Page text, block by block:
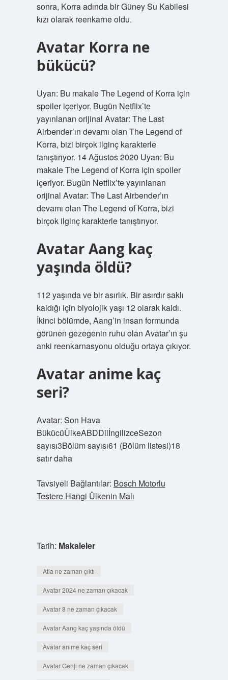
sonra, Korra adında bir Güney Su Kabilesi
kızı olarak reenkarne oldu.
Avatar Korra ne
bükücü?
Uyarı: Bu makale The Legend of Korra için
spoiler içeriyor. Bugün Netflix’te
yayınlanan orijinal Avatar: The Last
Airbender’ın devamı olan The Legend of
Korra, bizi birçok ilginç karakterle
tanıştırıyor. 14 Ağustos 2020 Uyarı: Bu
makale The Legend of Korra için spoiler
içeriyor. Bugün Netflix’te yayınlanan
orijinal Avatar: The Last Airbender’ın
devamı olan The Legend of Korra, bizi
birçok ilginç karakterle tanıştırıyor.
Avatar Aang kaç
yaşında öldü?
112 yaşında ve bir asırlık. Bir asırdır saklı
kaldığı için biyolojik yaşı 12 olarak kaldı.
İkinci bölümde, Aang’in insan formunda
görünen gezegenin ruhu olan Avatar’ın şu
anki reenkarnasyonu olduğu ortaya çıkıyor.
Avatar anime kaç
seri?
Avatar: Son Hava
BükücüÜlkeABDDilİngilizceSezon
sayısı3Bölüm sayısı61 (Bölüm listesi)18
satır daha
Tavsiyeli Bağlantılar: Bosch Motorlu
Testere Hangi Ülkenin Malı
Tarih: Makaleler
Atla ne zaman çıktı
Avatar 2024 ne zaman çıkacak
Avatar 8 ne zaman çıkacak
Avatar Aang kaç yaşında öldü
Avatar anime kaç seri
Avatar Genji ne zaman çıkacak